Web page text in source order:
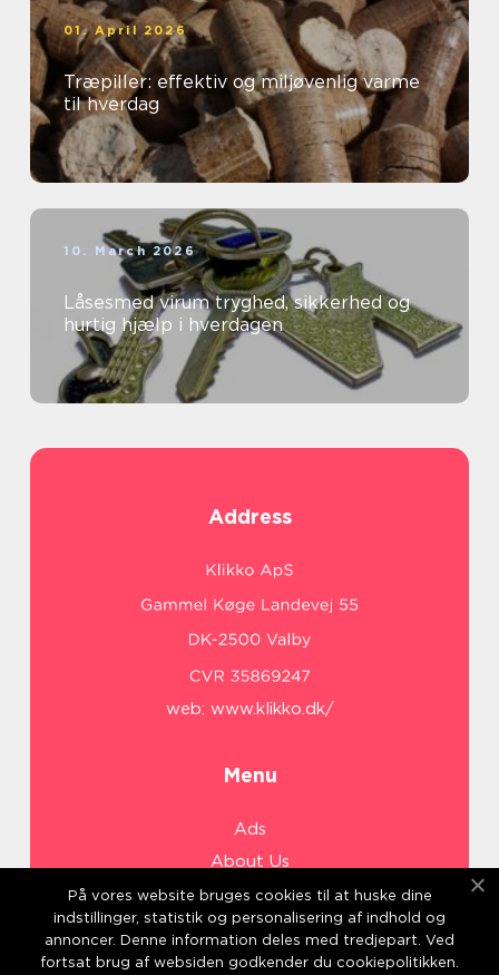
01. April 2026
Træpiller: effektiv og miljøvenlig varme
til hverdag
10. March 2026
Låsesmed virum tryghed, sikkerhed og
hurtig hjælp i hverdagen
Address
web: www.klikko.dk/
Menu
Ads
About Us
Cookies
Contact
Sitemap
På vores website bruges cookies til at huske dine
indstillinger, statistik og personalisering af indhold og
annoncer. Denne information deles med tredjepart. Ved
fortsat brug af websiden godkender du cookiepolitikken.